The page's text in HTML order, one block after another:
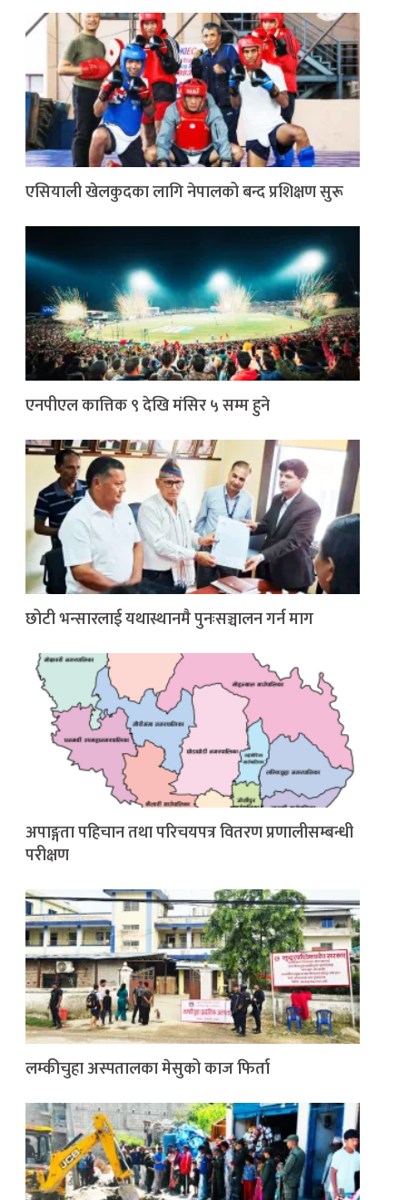
एसियाली खेलकुदका लागि नेपालको बन्द प्रशिक्षण सुरू
एनपीएल कात्तिक ९ देखि मंसिर ५ सम्म हुने
छोटी भन्सारलाई यथास्थानमै पुनःसञ्चालन गर्न माग
अपाङ्गता पहिचान तथा परिचयपत्र वितरण प्रणालीसम्बन्धी
परीक्षण
लम्कीचुहा अस्पतालका मेसुको काज फिर्ता